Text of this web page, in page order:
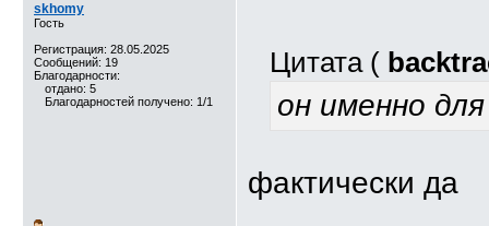
skhomy
Гость
Регистрация: 28.05.2025
Сообщений: 19
Благодарности:
отдано: 5
Благодарностей получено: 1/1
Цитата (
он именно
фактически да